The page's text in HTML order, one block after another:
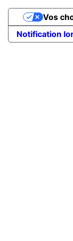
Notification
Vos